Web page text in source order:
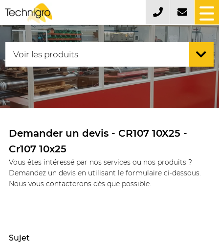
Demander un devis - CR107 10X25 -
Cr107 10x25
Vous êtes intéressé par nos services ou nos produits ?
Demandez un devis en utilisant le formulaire ci-dessous.
Nous vous contacterons dès que possible.
Sujet